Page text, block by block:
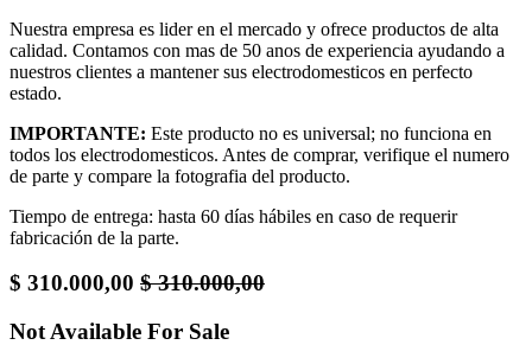
Nuestra empresa es lider en el mercado y ofrece productos de alta
calidad. Contamos con mas de 50 anos de experiencia ayudando a
nuestros clientes a mantener sus electrodomesticos en perfecto
estado.
IMPORTANTE: Este producto no es universal; no funciona en
todos los electrodomesticos. Antes de comprar, verifique el numero
de parte y compare la fotografia del producto.
Tiempo de entrega: hasta 60 días hábiles en caso de requerir
fabricación de la parte.
$ 310.000,00 $310.000,00
Not Available For Sale